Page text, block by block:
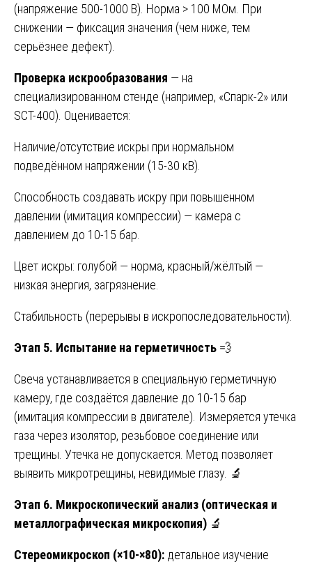
(напряжение 500-1000 В). Норма > 100 МОм. При
снижении — фиксация значения (чем ниже, тем
серьёзнее дефект).
Проверка искрообразования — на
специализированном стенде (например, «Спарк-2» или
SCT-400). Оценивается:
Наличие/отсутствие искры при нормальном
подведённом напряжении (15-30 кВ).
Способность создавать искру при повышенном
давлении (имитация компрессии) — камера с
давлением до 10-15 бар.
Цвет искры: голубой — норма, красный/жёлтый —
низкая энергия, загрязнение.
Стабильность (перерывы в искропоследовательности).
Этап 5. Испытание на герметичность 💨
Свеча устанавливается в специальную герметичную
камеру, где создаётся давление до 10-15 бар
(имитация компрессии в двигателе). Измеряется утечка
газа через изолятор, резьбовое соединение или
трещины. Утечка не допускается. Метод позволяет
выявить микротрещины, невидимые глазу. 🔬
Этап 6. Микроскопический анализ (оптическая и
металлографическая микроскопия) 🔬
Стереомикроскоп (×10-×80): детальное изучение